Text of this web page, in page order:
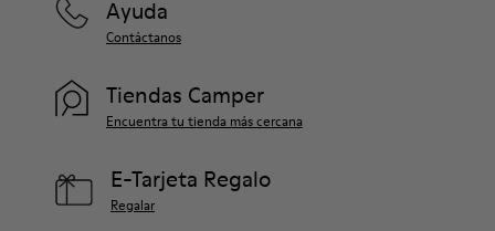
Ayuda
Contáctanos
Tiendas Camper
Encuentra tu tienda más cercana
E-Tarjeta Regalo
Regalar